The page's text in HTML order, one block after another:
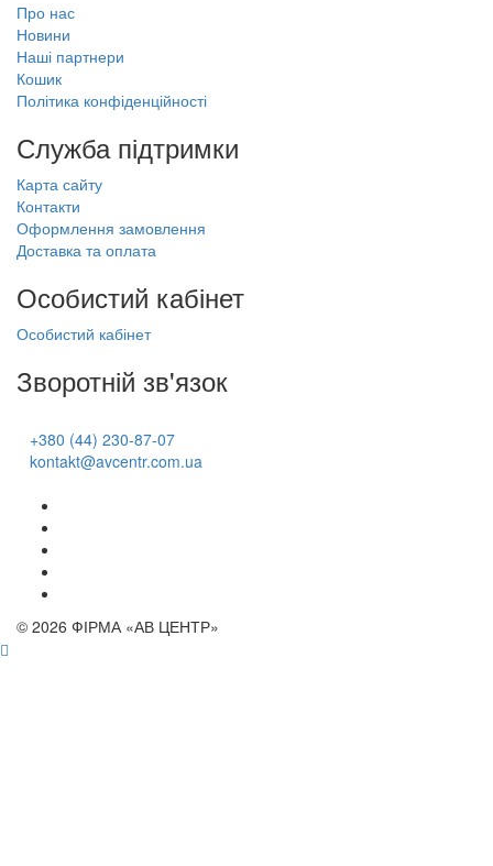
Про нас
Новини
Наші партнери
Кошик
Політика конфіденційності
Служба підтримки
Карта сайту
Контакти
Оформлення замовлення
Доставка та оплата
Особистий кабінет
Особистий кабінет
Зворотній зв'язок
+380 (44) 230-87-07
kontakt@avcentr.com.ua
© 2026 ФІРМА «АВ ЦЕНТР»